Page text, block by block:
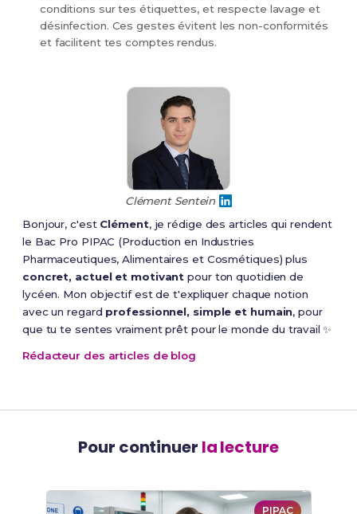
conditions sur tes étiquettes, et respecte lavage et
désinfection. Ces gestes évitent les non-conformités
et facilitent tes comptes rendus.
Clément Sentein
Bonjour, c'est Clément, je rédige des articles qui rendent
le Bac Pro PIPAC (Production en Industries
Pharmaceutiques, Alimentaires et Cosmétiques) plus
concret, actuel et motivant pour ton quotidien de
lycéen. Mon objectif est de t'expliquer chaque notion
avec un regard professionnel, simple et humain, pour
que tu te sentes vraiment prêt pour le monde du travail ✨
Rédacteur des articles de blog
Pour continuer la lecture
PIPAC